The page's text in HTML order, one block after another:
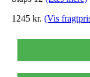
1245 kr. (Vis